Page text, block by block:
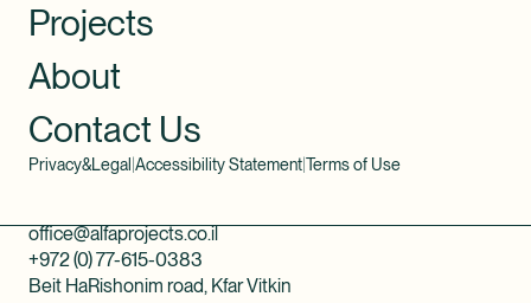
Projects
About
Contact Us
Privacy&Legal Accessibility Statement|Terms of Use
Beit HaRishonim road, Kfar Vitkin
office@alfaprojects.co.il
+972 (0) 77-615-0383